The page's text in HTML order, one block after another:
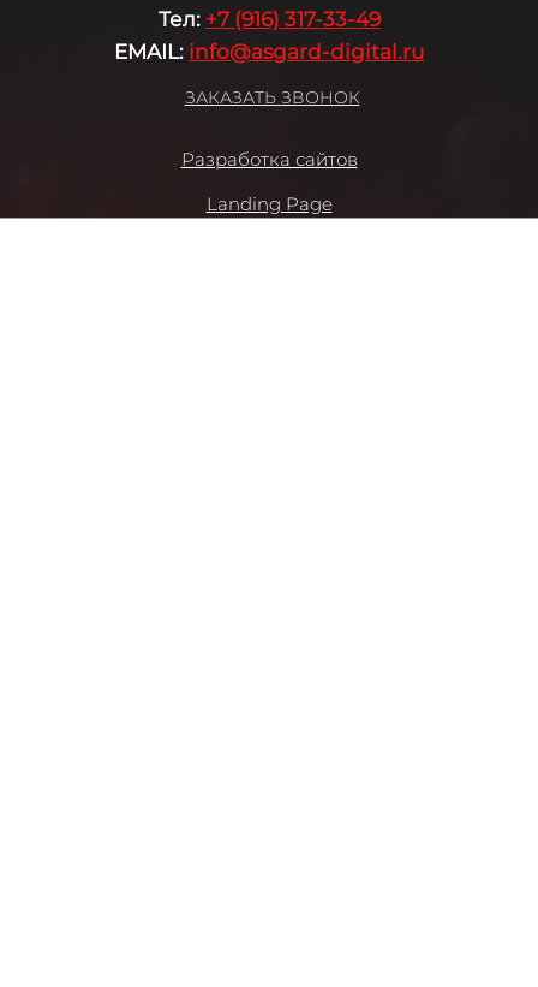
Тел: +7 (916) 317-33-49
EMAIL: info@asgard-digital.ru
ЗАКАЗАТЬ ЗВОНОК
Разработка сайтов
Landing Page